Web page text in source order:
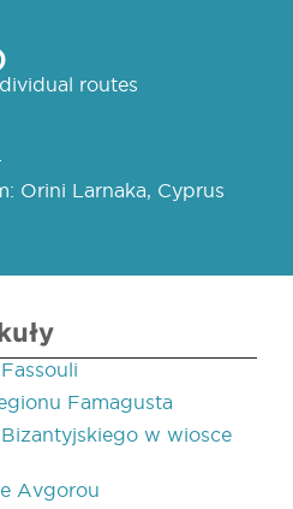
routes
Orini Larnaka, Cyprus
Famagusta
w wiosce
Avgorou